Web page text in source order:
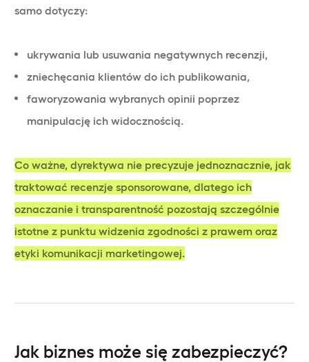
samo dotyczy:
ukrywania lub usuwania negatywnych recenzji,
zniechęcania klientów do ich publikowania,
faworyzowania wybranych opinii poprzez
manipulację ich widocznością.
Co ważne, dyrektywa nie precyzuje jednoznacznie, jak
traktować recenzje sponsorowane, dlatego ich
oznaczanie i transparentność pozostają szczególnie
istotne z punktu widzenia zgodności z prawem oraz
etyki komunikacji marketingowej.
Jak biznes może się zabezpieczyć?